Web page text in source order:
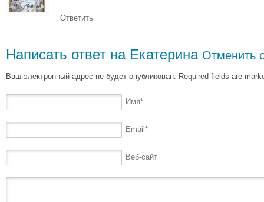
Ответить
Написать ответ на Екатерина Отменить
Ваш электронный адрес не будет опубликован. Required fields are
Имя*
Email *
Веб-сайт